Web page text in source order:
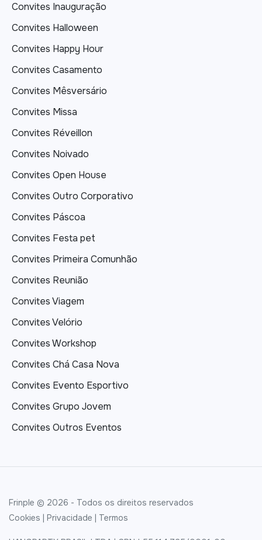
Convites Inauguração
Convites Halloween
Convites Happy Hour
Convites Casamento
Convites Mêsversário
Convites Missa
Convites Réveillon
Convites Noivado
Convites Open House
Convites Outro Corporativo
Convites Páscoa
Convites Festa pet
Convites Primeira Comunhão
Convites Reunião
Convites Viagem
Convites Velório
Convites Workshop
Convites Chá Casa Nova
Convites Evento Esportivo
Convites Grupo Jovem
Convites Outros Eventos
Frinple © 2026 - Todos os direitos reservados
Cookies | Privacidade | Termos